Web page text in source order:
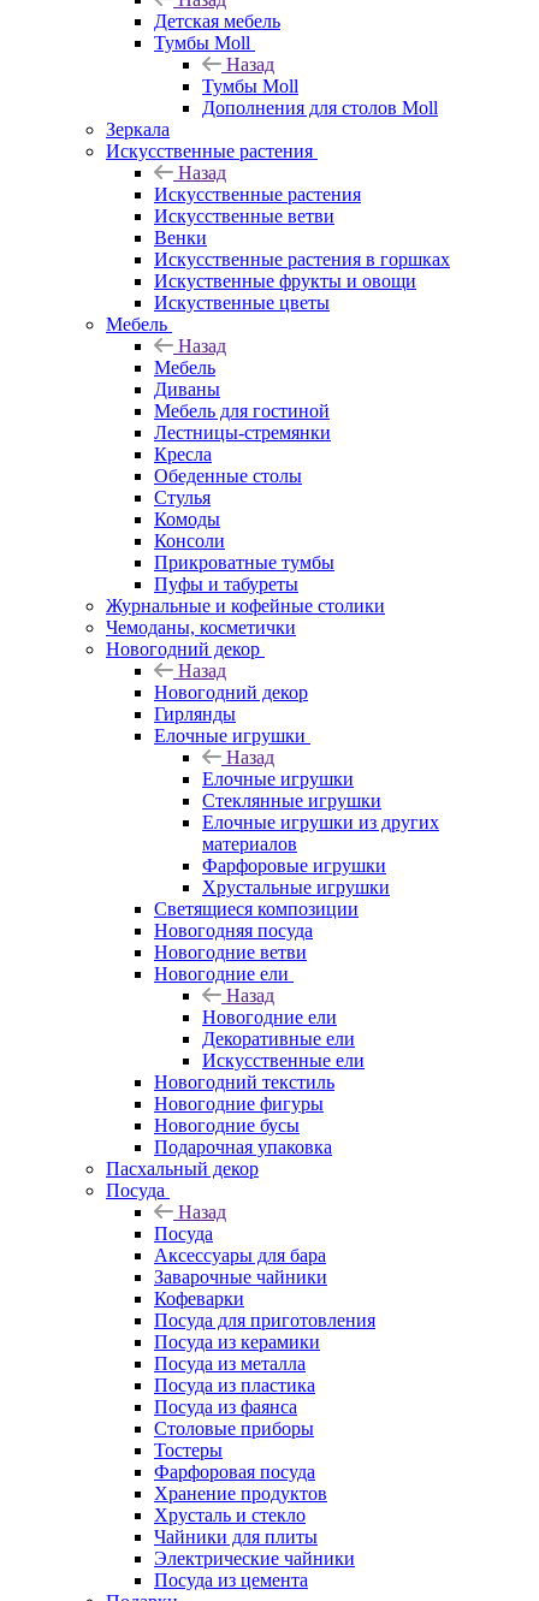
Детская мебель
Тумбы Moll
Назад
Тумбы Moll
Дополнения для столов Moll
Зеркала
Искусственные растения
Назад
Искусственные растения
Искусственные ветви
Венки
Искусственные растения в горшках
Искуственные фрукты и овощи
Искуственные цветы
Мебель
Назад
Мебель
Диваны
Мебель для гостиной
Лестницы-стремянки
Кресла
Обеденные столы
Стулья
Комоды
Консоли
Прикроватные тумбы
Пуфы и табуреты
Журнальные и кофейные столики
Чемоданы, косметички
Новогодний декор
Назад
Новогодний декор
Гирлянды
Елочные игрушки
Назад
Елочные игрушки
Стеклянные игрушки
Елочные игрушки из других
материалов
Фарфоровые игрушки
Хрустальные игрушки
Светящиеся композиции
Новогодняя посуда
Новогодние ветви
Новогодние ели
Назад
Новогодние ели
Декоративные ели
Искусственные ели
Новогодний текстиль
Новогодние фигуры
Новогодние бусы
Подарочная упаковка
Пасхальный декор
Посуда
Назад
Посуда
Аксессуары для бара
Заварочные чайники
Кофеварки
Посуда для приготовления
Посуда из керамики
Посуда из металла
Посуда из пластика
Посуда из фаянса
Столовые приборы
Тостеры
Фарфоровая посуда
Хранение продуктов
Хрусталь и стекло
Чайники для плиты
Электрические чайники
Посуда из цемента